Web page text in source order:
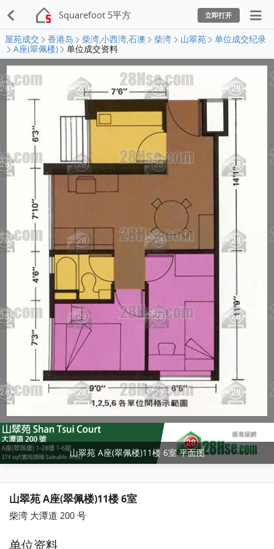
Squarefoot 5平方 立即打开
屋苑成交 香港岛 柴湾,小西湾,石澳 柴湾 山翠苑
单位成交纪录
A座(翠佩楼)
单位成交资料
山翠苑 A座(翠佩楼)11楼 6室 平面图
山翠苑 A座(翠佩楼)11楼 6室
柴湾 大潭道 200 号
单位资料